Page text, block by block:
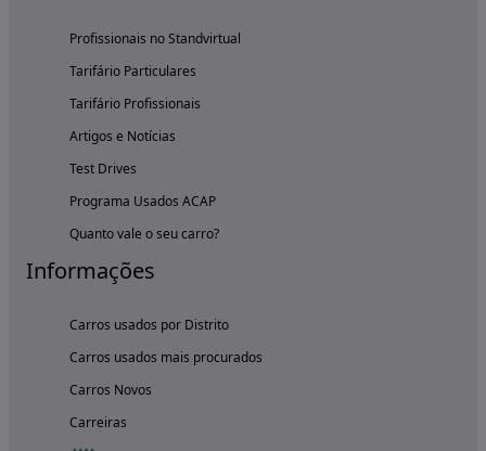
Profissionais no Standvirtual
Tarifário Particulares
Tarifário Profissionais
Artigos e Notícias
Test Drives
Programa Usados ACAP
Quanto vale o seu carro?
Informações
Carros usados por Distrito
Carros usados mais procurados
Carros Novos
Carreiras